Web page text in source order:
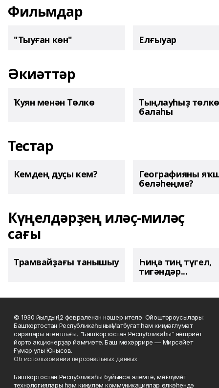
Фильмдар
"Тыуған көн" Елғыуар
Әкиәттәр
Ҡуян менән Төлкө Тыңлауһыҙ төлкө
балаһы
Тестар
Кемдең дуҫы кем? Географияны
беләһеңме?
Күңелдәрҙең иләҫ-миләҫ
сағы
Трамвайҙағы танышыу Һиңә тиң түгел,
тигәндәр...
© 1930 йылдың 12 февраленән нәшер ителә. Ойоштороусылары:
Башҡортостан Республикаһының Матбуғат һәм киң мәғлүмәт
саралары агентлығы, "Башҡортостан Республикаһы" нәшриәт
йорто акционерҙар йәмғиәте. Баш мөхәррире — Мирсәйет
Ғүмәр улы Юнысов.
Об использовании персональных данных
Башҡортостан Республикаһы буйынса элемтә, мәғлүмәт
технологиялары һәм киңкүләм коммуникациялар өлкәһендә